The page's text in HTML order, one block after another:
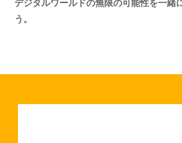
デジタルワールドの無限の可能性を一緒
う。